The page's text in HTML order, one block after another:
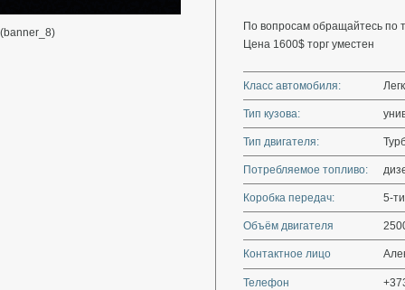
(banner_8)
По вопросам обращайтесь по
Цена 1600$ торг уместен
Класс автомобиля:
Тип кузова:
Тип двигателя:
Потребляемое топливо:
Коробка передач: 5-
Объём двигателя
Контактное лицо
Телефон